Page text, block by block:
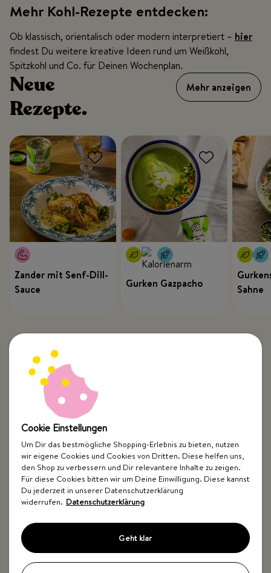
Mehr Kohl-Rezepte entdecken:
Ob klassisch, orientalisch oder modern interpretiert – hier
findest Du weitere kreative Ideen rund um Weißkohl,
Spitzkohl und Co. für Deinen Wochenplan.
Neue
Rezepte.
Mehr anzeigen
Zander mit Senf-Dill-
Sauce
Gurken Gazpacho
Sahne
Top Kategorien
Just Spices
Cookie Einstellungen
Um Dir das bestmögliche Shopping-Erlebnis zu bieten, nutzen
wir eigene Cookies und Cookies von Dritten. Diese helfen uns,
den Shop zu verbessern und Dir relevantere Inhalte zu zeigen.
Für diese Cookies bitten wir um Deine Einwilligung. Diese kannst
Du jederzeit in unserer Datenschutzerklärung
widerrufen. Datenschutzerklärung
Geht klar